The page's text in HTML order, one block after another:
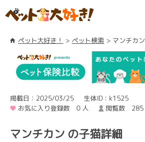
ペット大好き！ ペット検索 マンチカン
掲載日：2025/03/25
生体ID：k1525
お気に入り登録数 0 人
閲覧数 285
マンチカン の子猫詳細